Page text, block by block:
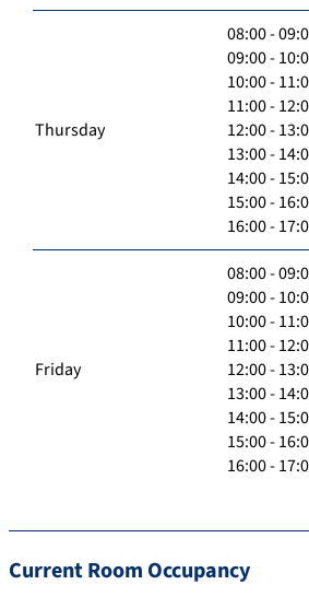
Thursday
08:00 -
09:00 -
10:00 -
11:00 -
12:00 -
13:00 -
14:00 -
15:00 -
16:00 -
Friday
08:00 -
09:00 -
10:00 -
11:00 -
12:00 -
13:00 -
14:00 -
15:00 -
16:00 -
Current Room Occupancy